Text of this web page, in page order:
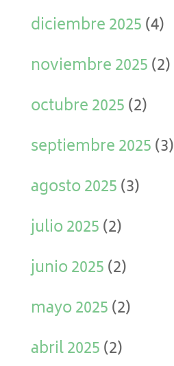
diciembre 2025(4)
noviembre 2025(2)
octubre 2025(2)
septiembre 2025(3)
agosto 2025(3)
julio 2025(2)
junio 2025(2)
mayo 2025(2)
abril 2025(2)